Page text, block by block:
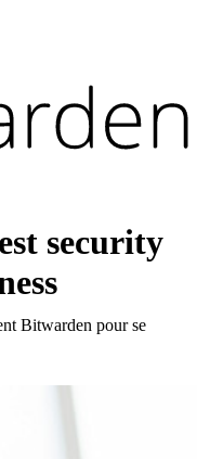
Bitwarden pour se
security